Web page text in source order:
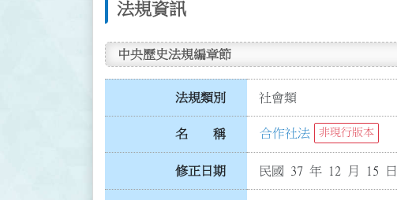
法規資訊
中央歷史法規編章節
法規類別 社會類
名 稱 合作社法 非現行版本
修正日期 民國 37 年 12 月 15 日